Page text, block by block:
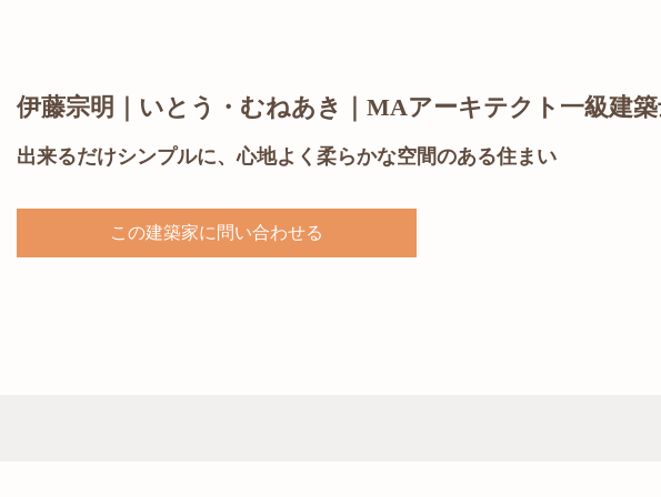
伊藤宗明｜いとう・むねあき｜MAアーキテクト一級建
出来るだけシンプルに、心地よく柔らかな空間のある住まい
この建築家に問い合わせる